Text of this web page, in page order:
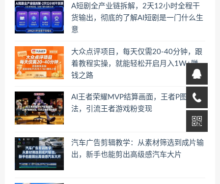
A短剧全产业链拆解，2天12小时全程干
货输出，彻底的了解AI短剧是一门什么生
意
大众点评项目，每天仅需20-40分钟，跟
着教程实操，就能轻松开启月入1W+賺
钱之路
AI王者荣耀MVP结算画面，王者P图新玩
法，引流王者游戏粉变现
汽车广告剪辑教学：从素材筛选到成片输
出，新手也能剪出高级感汽车大片